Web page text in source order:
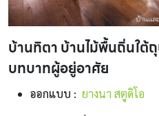
บ้านทิตา บ้านไม้พื้นถิ่นใต้
บทบาทผู้อยู่อาศัย
ออกแบบ : ยางนา สตูดิโอ